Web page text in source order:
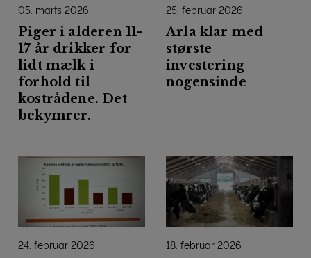
05. marts 2026
Piger i alderen 11-
17 år drikker for
lidt mælk i
forhold til
kostrådene. Det
bekymrer.
25. februar 2026
Arla klar med
største
investering
nogensinde
24. februar 2026 18. februar 2026